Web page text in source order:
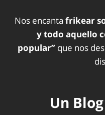
Nos encanta frikear
y todo aquello
popular” que nos
Un